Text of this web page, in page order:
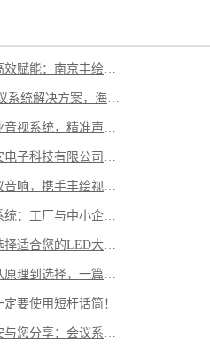
要使用短杆话筒！